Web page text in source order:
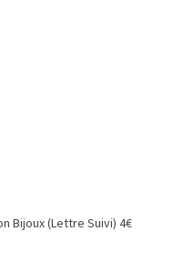
Bijoux (Lettre Suivi) 4€